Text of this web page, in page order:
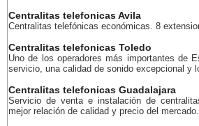
Centralitas telefonicas Avila
Centralitas telefónicas económicas. 8
Centralitas telefonicas Toledo
Uno de los operadores más importantes de
servicio, una calidad de sonido excepcional y
Centralitas telefonicas Guadalajara
Servicio de venta e instalación de
mejor relación de calidad y precio del mercado.